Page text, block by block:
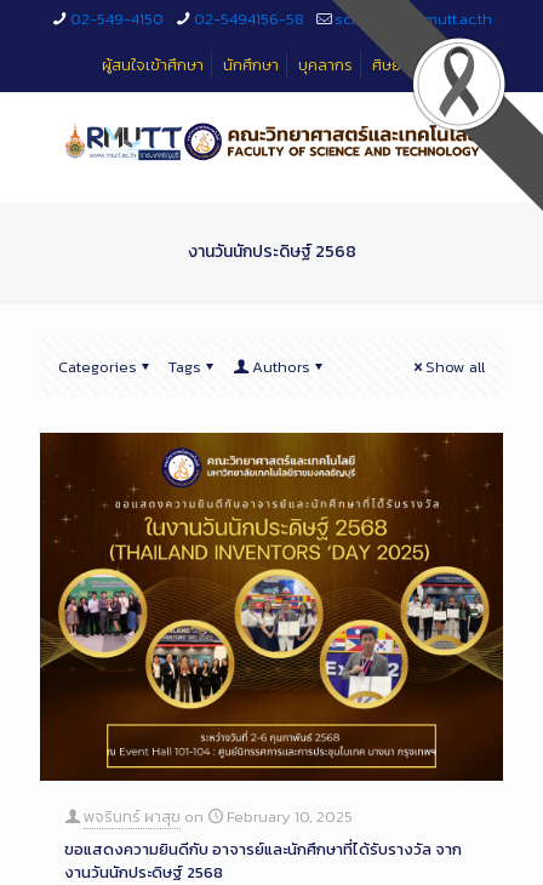
02-549-4150 02-5494156-58
sciteched@rmutt.ac.th
ผู้สนใจเข้าศึกษา
นักศึกษา บุคลากร ศิษย์เก่า
งานวันนักประดิษฐ์ 2568
Categories Tags Authors Show all
พจรินทร์ ผาสุข on
February 10, 2025
ขอแสดงความยินดีกับ อาจารย์และนักศึกษาที่ได้รับรางวัล จาก
งานวันนักประดิษฐ์ 2568